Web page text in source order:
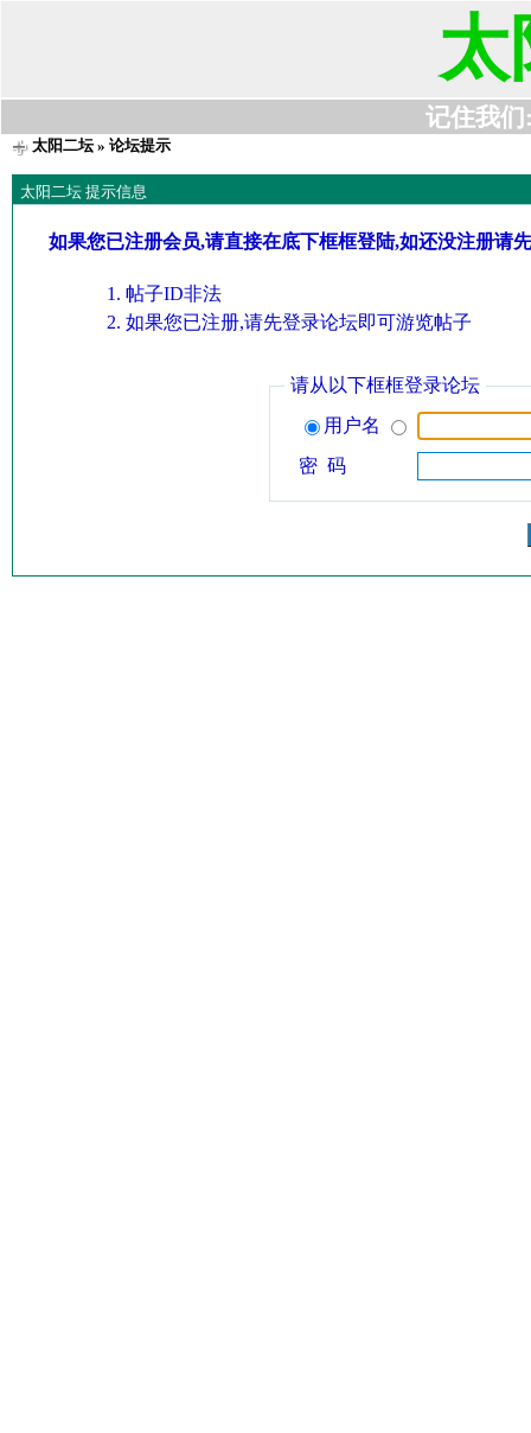
太
记住我们
太阳二坛» 论坛提示
太阳二坛 提示信息
如果您已注册会员,请直接在底下框框登陆,如还没注册请
帖子ID非法
如果您已注册,请先登录论坛即可游览帖子
请从以下框框登录论坛
用户名
密 码